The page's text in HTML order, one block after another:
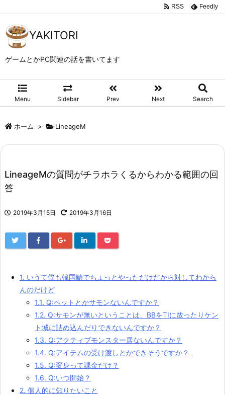
YAKITORI
ゲームとかPC関連の話を書いてます
Menu Sidebar Prev Next Search
RSS Feedly
ホーム > LineageM
LineageMの質問がチラホラくるからわかる範囲の回
答
2019年3月15日 2019年3月16日
1. いうて僕も韓国鯖でちょっとやっただけだから対してわから
んのだけど
1.1. Q:ペットとかサモンないんですか？
1.2. Q:サモンが無いということは、BBをTIに放ったりケン
ト城に詰め込んだりできないんですか？
1.3. Q:アクティブモンスター居ないんですか？
1.4. Q:アイテムの受け渡しとかできそうですか？
1.5. Q:変身って課金だけ？
1.6. Q:いつ開始？
2. 個人的に知りたいこと